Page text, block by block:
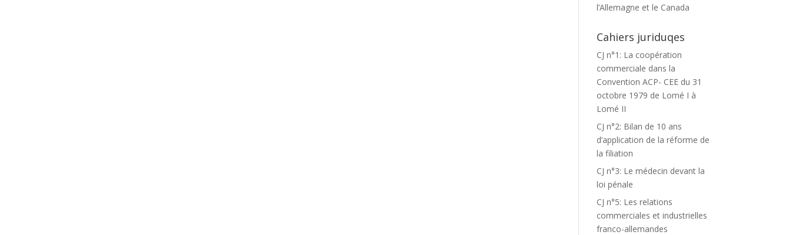
l’Allemagne et le Canada
Cahiers juriduqes
CJ n°1: La coopération
commerciale dans la
Convention ACP- CEE du 31
octobre 1979 de Lomé I à
Lomé II
CJ n°2: Bilan de 10 ans
d’application de la réforme de
la filiation
CJ n°3: Le médecin devant la
loi pénale
CJ n°5: Les relations
commerciales et industrielles
franco-allemandes